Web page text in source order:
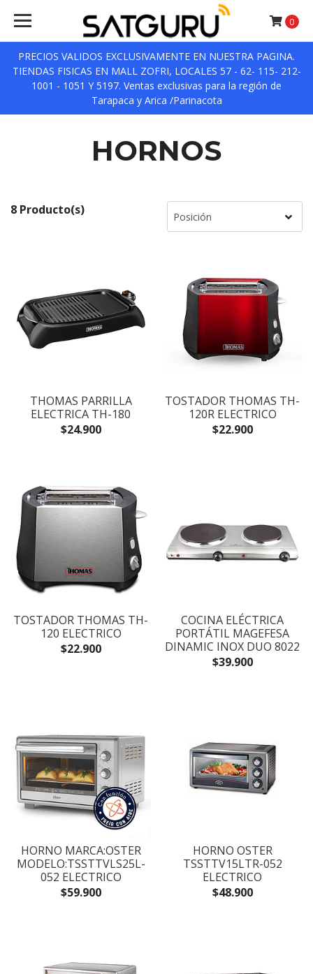
PRECIOS VALIDOS EXCLUSIVAMENTE EN NUESTRA PAGINA.
TIENDAS FISICAS EN MALL ZOFRI, LOCALES 57 - 62- 115- 212-
1001 - 1051 Y 5197. Ventas exclusivas para la región de
Tarapaca y Arica /Parinacota
0
HORNOS
8 Producto(s)
THOMAS PARRILLA
ELECTRICA TH-180
$24.900
TOSTADOR THOMAS TH-
120R ELECTRICO
$22.900
TOSTADOR THOMAS TH-
120 ELECTRICO
$22.900
COCINA ELÉCTRICA
PORTÁTIL MAGEFESA
DINAMIC INOX DUO 8022
$39.900
HORNO MARCA:OSTER
MODELO:TSSTTVLS25L-
052 ELECTRICO
$59.900
HORNO OSTER
TSSTTV15LTR-052
ELECTRICO
$48.900